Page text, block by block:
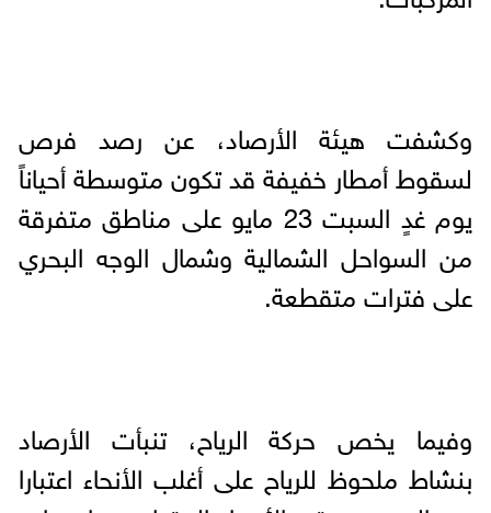
وكشفت هيئة الأرصاد، عن رصد فرص
لسقوط أمطار خفيفة قد تكون متوسطة أحياناً
يوم غدٍ السبت 23 مايو على مناطق متفرقة
من السواحل الشمالية وشمال الوجه البحري
على فترات متقطعة.
وفيما يخص حركة الرياح، تنبأت الأرصاد
بنشاط ملحوظ للرياح على أغلب الأنحاء اعتبارا